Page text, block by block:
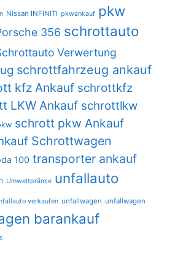
Nissan INFINITI pkwankauf pkw
356 schrottauto
Verwertung
schrottfahrzeug ankauf
kfz Ankauf schrottkfz
LKW Ankauf schrottlkw
schrott pkw Ankauf
Schrottwagen
100 transporter ankauf
Umweltprämie unfallauto
verkaufen unfallwagen unfallwagen
barankauf